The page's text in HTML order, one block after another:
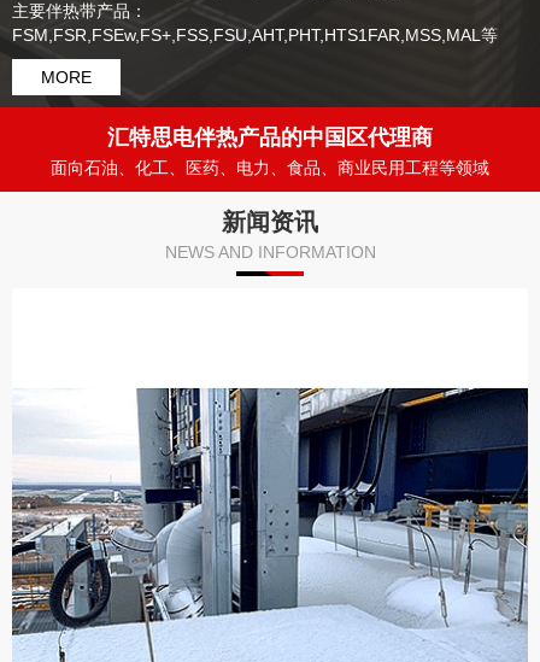
主要伴热带产品：
FSM,FSR,FSEw,FS+,FSS,FSU,AHT,PHT,HTS1FAR,MSS,MAL等
MORE
汇特思电伴热产品的中国区代理商
面向石油、化工、医药、电力、食品、商业民用工程等领域
新闻资讯
NEWS AND INFORMATION